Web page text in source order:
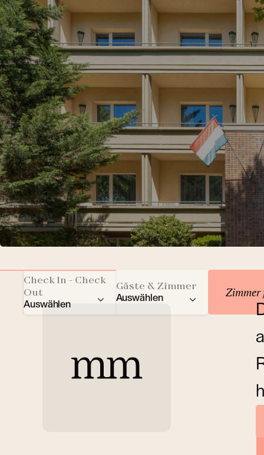
Check In - Check
Out
Auswählen
Gäste & Zimmer
Auswählen Zimmer